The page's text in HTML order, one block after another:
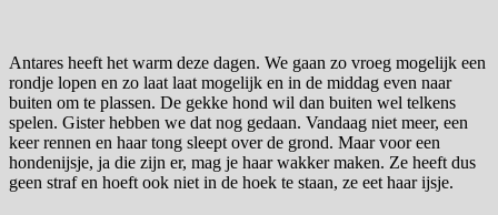
Antares heeft het warm deze dagen. We gaan zo vroeg mogelijk een
rondje lopen en zo laat laat mogelijk en in de middag even naar
buiten om te plassen. De gekke hond wil dan buiten wel telkens
spelen. Gister hebben we dat nog gedaan. Vandaag niet meer, een
keer rennen en haar tong sleept over de grond. Maar voor een
hondenijsje, ja die zijn er, mag je haar wakker maken. Ze heeft dus
geen straf en hoeft ook niet in de hoek te staan, ze eet haar ijsje.